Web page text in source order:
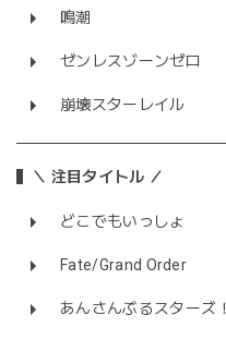
鳴潮
ゼンレスゾーンゼロ
崩壊スターレイル
＼ 注目タイトル ／
どこでもいっしょ
Fate/Grand Order
あんさんぶるスターズ！